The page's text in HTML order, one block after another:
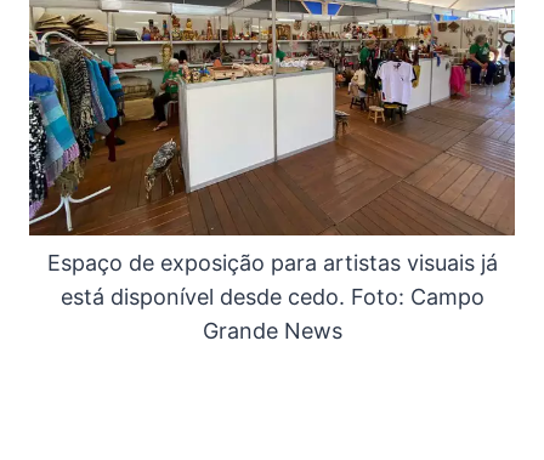
Espaço de exposição para artistas visuais já
está disponível desde cedo. Foto: Campo
Grande News